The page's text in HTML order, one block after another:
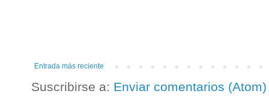
Entrada más reciente
Suscribirse a: Enviar comentarios (Atom)